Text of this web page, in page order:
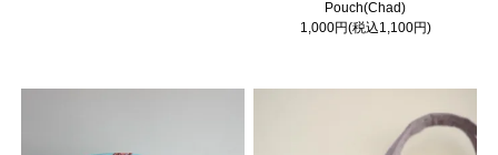
Pouch(Chad)
1,000円(税込1,100円)